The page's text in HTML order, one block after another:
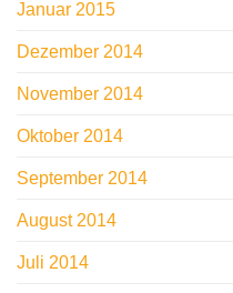
Januar 2015
Dezember 2014
November 2014
Oktober 2014
September 2014
August 2014
Juli 2014